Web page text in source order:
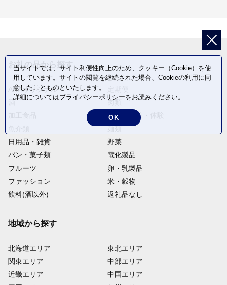
お礼の品から探す
ANAオリジナル
酒
肉類
旅行・宿泊・体験
麺類
日用品・雑貨
野菜
パン・菓子類
電化製品
フルーツ
卵・乳製品
ファッション
米・穀物
飲料(酒以外)
返礼品なし
地域から探す
北海道エリア
関東エリア
近畿エリア
東北エリア
中部エリア
中国エリア
当サイトでは、サイト利便性向上のため、クッキー（Cookie）を使
用しています。サイトの閲覧を継続された場合、Cookieの利用に同
意したことものといたします。
詳細についてはプライバシーポリシーをお読みください。
OK